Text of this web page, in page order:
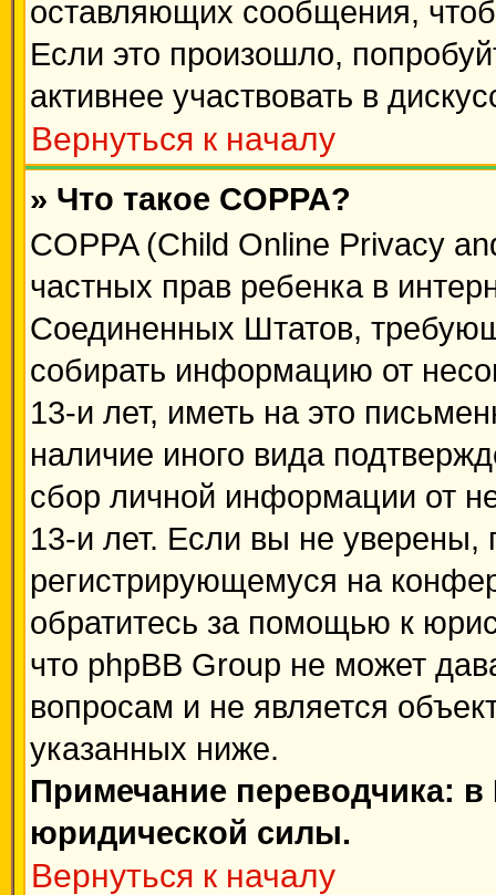
оставляющих сообщения,
Если это произошло,
активнее участвовать в
Вернуться к началу
» Что такое COPPA?
COPPA (Child Online Privacy
частных прав ребенка в
Соединенных Штатов,
собирать информацию от
13-и лет, иметь на это
наличие иного вида
сбор личной информации от
13-и лет. Если вы не уверены,
регистрирующемуся на
обратитесь за помощью к
что phpBB Group не может
вопросам и не является
указанных ниже.
Примечание переводчика:
юридической силы.
Вернуться к началу